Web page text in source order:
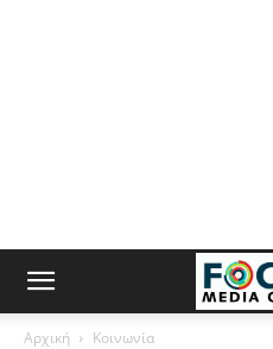
Αρχική Κοινωνία